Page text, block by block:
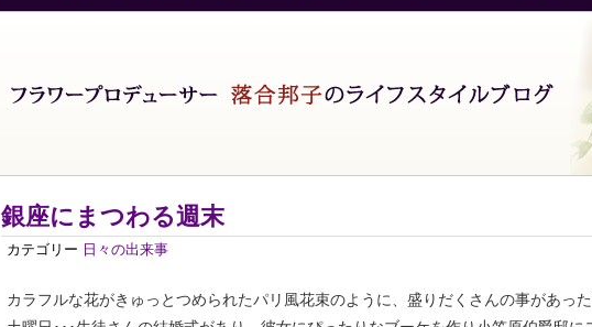
銀座にまつわる週末
カテゴリー 日々の出来事
カラフルな花がきゅっとつめられたパリ風花束のように、盛りだくさんの事があった